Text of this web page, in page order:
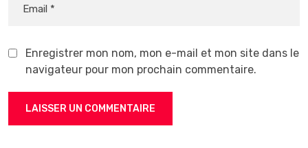
Enregistrer mon nom, mon e-mail et mon site dans le
navigateur pour mon prochain commentaire.